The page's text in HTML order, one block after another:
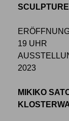
SCULPTURE
19 UHR
2023
MIKIKO